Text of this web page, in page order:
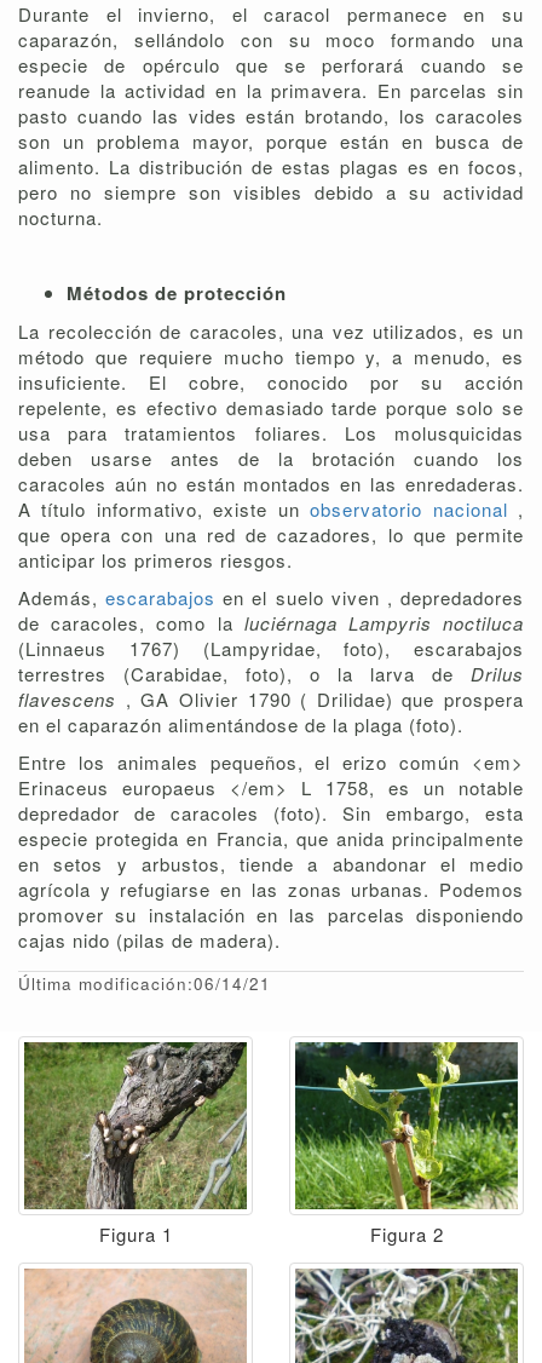
Durante el invierno, el caracol permanece en su
caparazón, sellándolo con su moco formando una
especie de opérculo que se perforará cuando se
reanude la actividad en la primavera. En parcelas sin
pasto cuando las vides están brotando, los caracoles
son un problema mayor, porque están en busca de
alimento. La distribución de estas plagas es en focos,
pero no siempre son visibles debido a su actividad
nocturna.
Métodos de protección
La recolección de caracoles, una vez utilizados, es un
método que requiere mucho tiempo y, a menudo, es
insuficiente. El cobre, conocido por su acción
repelente, es efectivo demasiado tarde porque solo se
usa para tratamientos foliares. Los molusquicidas
deben usarse antes de la brotación cuando los
caracoles aún no están montados en las enredaderas.
A título informativo, existe unobservatorio nacional ,
que opera con una red de cazadores, lo que permite
anticipar los primeros riesgos.
Además,escarabajosen el suelo viven , depredadores
de caracoles, como la luciérnaga Lampyris noctiluca
(Linnaeus 1767) (Lampyridae, foto), escarabajos
terrestres (Carabidae, foto), o la larva de Drilus
flavescens , GA Olivier 1790 ( Drilidae) que prospera
en el caparazón alimentándose de la plaga (foto).
Entre los animales pequeños, el erizo común <em>
Erinaceus europaeus </em> L 1758, es un notable
depredador de caracoles (foto). Sin embargo, esta
especie protegida en Francia, que anida principalmente
en setos y arbustos, tiende a abandonar el medio
agrícola y refugiarse en las zonas urbanas. Podemos
promover su instalación en las parcelas disponiendo
cajas nido (pilas de madera).
Última modificación:06/14/21
Figura 1 Figura 2